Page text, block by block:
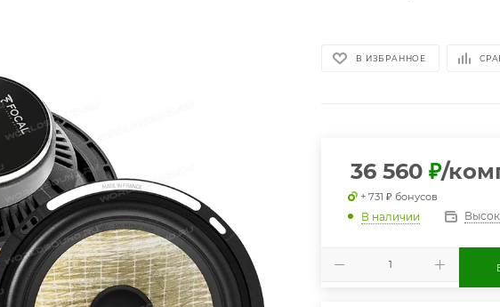
В ИЗБРАННОЕ
36 560 ₽/
+ 731 ₽ бонусов
В наличии